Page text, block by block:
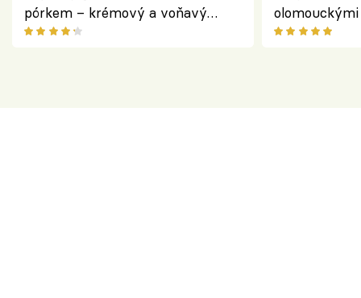
pórkem – krémový a voňavý
pokrm z jednoho hrnce
bezlepkový